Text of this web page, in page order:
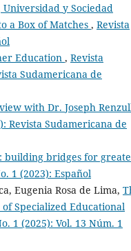
Universidad y Sociedad
a Box of Matches , Revista
Education , Revista
Sudamericana de
with Dr. Joseph
Revista Sudamericana de
building bridges for
1 (2023): Español
Eugenia Rosa de Lima,
Specialized Educational
1 (2025): Vol. 13 Núm. 1